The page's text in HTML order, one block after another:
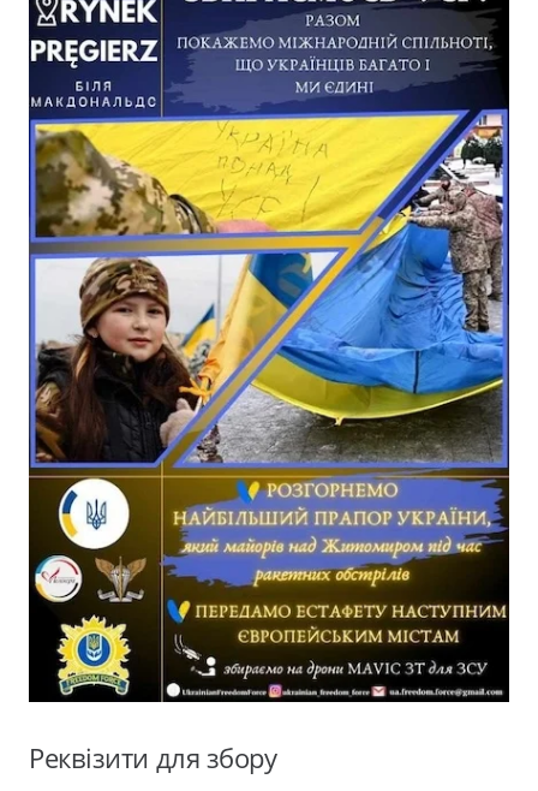
Реквізити для збору